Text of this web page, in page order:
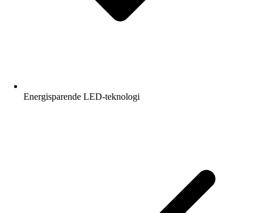
Energisparende LED-teknologi